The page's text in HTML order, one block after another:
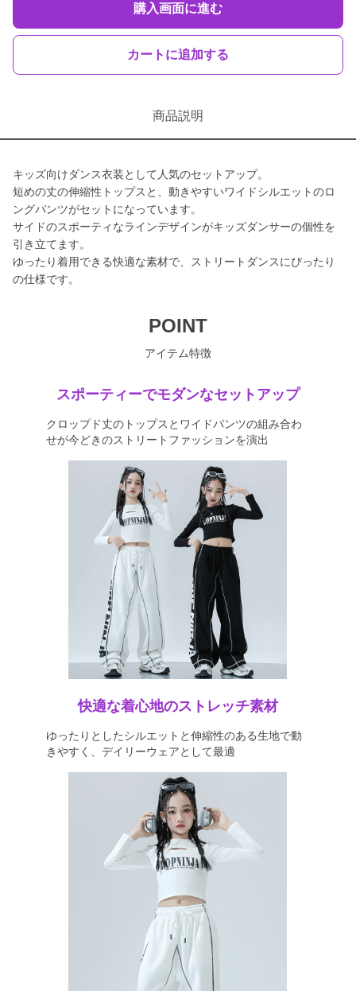
購入画面に進む
カートに追加する
商品説明
キッズ向けダンス衣装として人気のセットアップ。
短めの丈の伸縮性トップスと、動きやすいワイドシルエットのロ
ングパンツがセットになっています。
サイドのスポーティなラインデザインがキッズダンサーの個性を
引き立てます。
ゆったり着用できる快適な素材で、ストリートダンスにぴったり
の仕様です。
POINT
アイテム特徴
スポーティーでモダンなセットアップ
クロップド丈のトップスとワイドパンツの組み合わ
せが今どきのストリートファッションを演出
快適な着心地のストレッチ素材
ゆったりとしたシルエットと伸縮性のある生地で動
きやすく、デイリーウェアとして最適